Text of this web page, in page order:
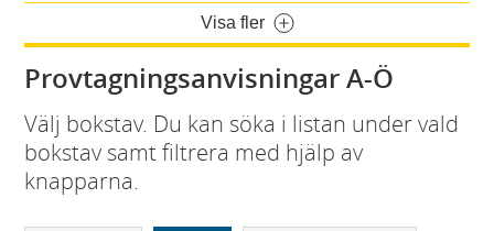
Visa fler
Provtagningsanvisningar A-Ö
Välj bokstav. Du kan söka i listan under vald
bokstav samt filtrera med hjälp av
knapparna.